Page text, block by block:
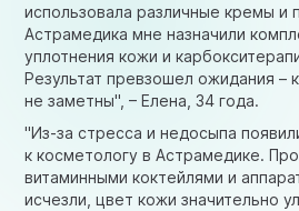
использовала различные кремы и
Астрамедика мне назначили
уплотнения кожи и
Результат превзошел ожидания –
не заметны", – Елена, 34 года.
"Из-за стресса и недосыпа
к косметологу в Астрамедике.
витаминными коктейлями и
исчезли, цвет кожи значительно